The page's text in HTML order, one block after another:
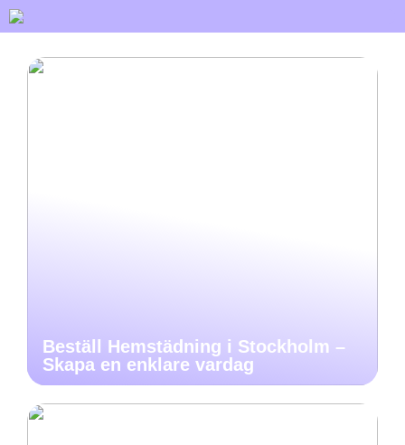
Beställ Hemstädning i Stockholm –
Skapa en enklare vardag